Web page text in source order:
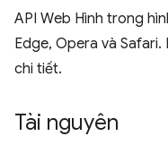
API Web Hình trong
Edge, Opera và Safari.
chi tiết.
Tài nguyên